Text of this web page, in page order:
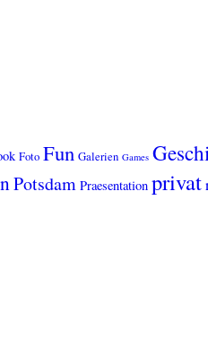
Foto Fun Galerien Games
Potsdam Praesentation privat